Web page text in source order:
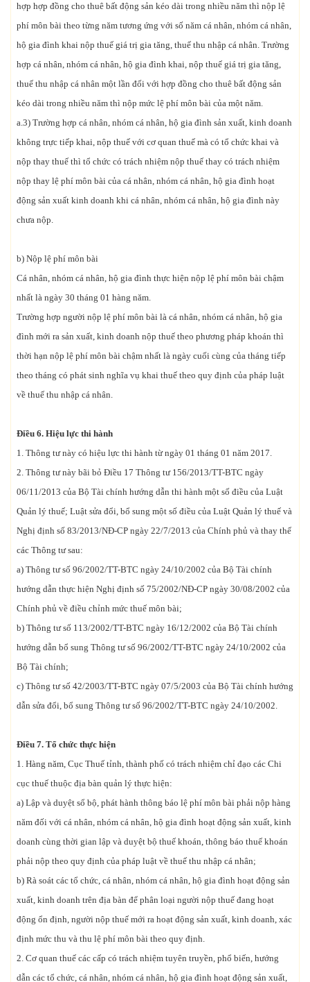
hợp hợp đồng cho thuê bất động sản kéo dài trong nhiều năm thì nộp lệ
phí môn bài theo từng năm tương ứng với số năm cá nhân, nhóm cá nhân,
hộ gia đình khai nộp thuế giá trị gia tăng, thuế thu nhập cá nhân. Trường
hợp cá nhân, nhóm cá nhân, hộ gia đình khai, nộp thuế giá trị gia tăng,
thuế thu nhập cá nhân một lần đối với hợp đồng cho thuê bất động sản
kéo dài trong nhiều năm thì nộp mức lệ phí môn bài của một năm.
a.3) Trường hợp cá nhân, nhóm cá nhân, hộ gia đình sản xuất, kinh doanh
không trực tiếp khai, nộp thuế với cơ quan thuế mà có tổ chức khai và
nộp thay thuế thì tổ chức có trách nhiệm nộp thuế thay có trách nhiệm
nộp thay lệ phí môn bài của cá nhân, nhóm cá nhân, hộ gia đình hoạt
động sản xuất kinh doanh khi cá nhân, nhóm cá nhân, hộ gia đình này
chưa nộp.
b) Nộp lệ phí môn bài
Cá nhân, nhóm cá nhân, hộ gia đình thực hiện nộp lệ phí môn bài chậm
nhất là ngày 30 tháng 01 hàng năm.
Trường hợp người nộp lệ phí môn bài là cá nhân, nhóm cá nhân, hộ gia
đình mới ra sản xuất, kinh doanh nộp thuế theo phương pháp khoán thì
thời hạn nộp lệ phí môn bài chậm nhất là ngày cuối cùng của tháng tiếp
theo tháng có phát sinh nghĩa vụ khai thuế theo quy định của pháp luật
về thuế thu nhập cá nhân.
Điều 6. Hiệu lực thi hành
1. Thông tư này có hiệu lực thi hành từ ngày 01 tháng 01 năm 2017.
2. Thông tư này bãi bỏ Điều 17 Thông tư 156/2013/TT-BTC ngày
06/11/2013 của Bộ Tài chính hướng dẫn thi hành một số điều của Luật
Quản lý thuế; Luật sửa đổi, bổ sung một số điều của Luật Quản lý thuế và
Nghị định số 83/2013/NĐ-CP ngày 22/7/2013 của Chính phủ và thay thế
các Thông tư sau:
a) Thông tư số 96/2002/TT-BTC ngày 24/10/2002 của Bộ Tài chính
hướng dẫn thực hiện Nghị định số 75/2002/NĐ-CP ngày 30/08/2002 của
Chính phủ về điều chỉnh mức thuế môn bài;
b) Thông tư số 113/2002/TT-BTC ngày 16/12/2002 của Bộ Tài chính
hướng dẫn bổ sung Thông tư số 96/2002/TT-BTC ngày 24/10/2002 của
Bộ Tài chính;
c) Thông tư số 42/2003/TT-BTC ngày 07/5/2003 của Bộ Tài chính hướng
dẫn sửa đổi, bổ sung Thông tư số 96/2002/TT-BTC ngày 24/10/2002.
Điều 7. Tổ chức thực hiện
1. Hàng năm, Cục Thuế tỉnh, thành phố có trách nhiệm chỉ đạo các Chi
cục thuế thuộc địa bàn quản lý thực hiện:
a) Lập và duyệt sổ bộ, phát hành thông báo lệ phí môn bài phải nộp hàng
năm đối với cá nhân, nhóm cá nhân, hộ gia đình hoạt động sản xuất, kinh
doanh cùng thời gian lập và duyệt bộ thuế khoán, thông báo thuế khoán
phải nộp theo quy định của pháp luật về thuế thu nhập cá nhân;
b) Rà soát các tổ chức, cá nhân, nhóm cá nhân, hộ gia đình hoạt động sản
xuất, kinh doanh trên địa bàn để phân loại người nộp thuế đang hoạt
động ổn định, người nộp thuế mới ra hoạt động sản xuất, kinh doanh, xác
định mức thu và thu lệ phí môn bài theo quy định.
2. Cơ quan thuế các cấp có trách nhiệm tuyên truyền, phổ biến, hướng
dẫn các tổ chức, cá nhân, nhóm cá nhân, hộ gia đình hoạt động sản xuất,